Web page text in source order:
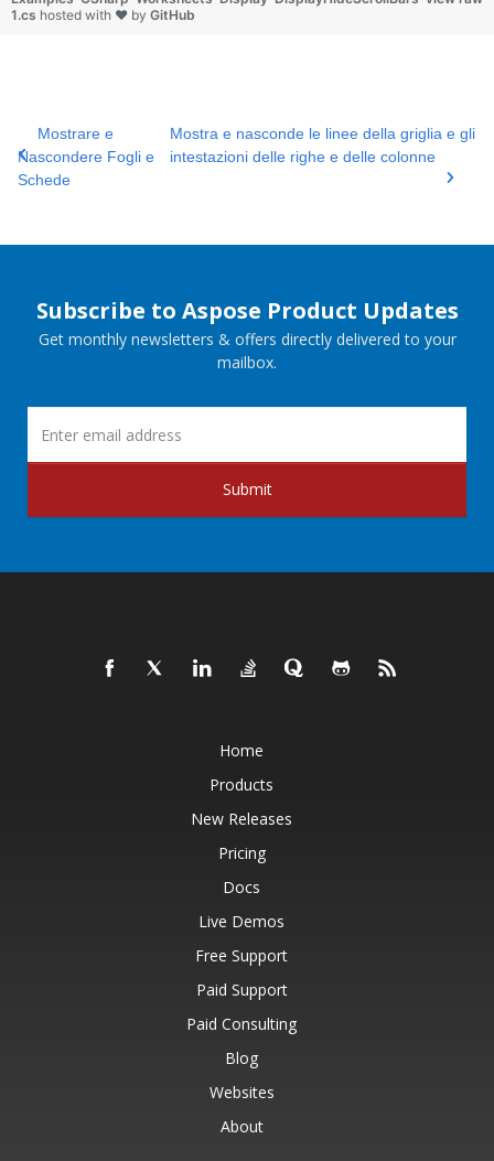
1.cs hosted with ❤ by GitHub
Mostrare e
Nascondere Fogli e
Schede
Mostra e nasconde le linee della griglia e gli
intestazioni delle righe e delle colonne
Subscribe to Aspose Product Updates
Get monthly newsletters & offers directly delivered to your
mailbox.
Submit
Home
Products
New Releases
Pricing
Docs
Live Demos
Free Support
Paid Support
Paid Consulting
Blog
Websites
About